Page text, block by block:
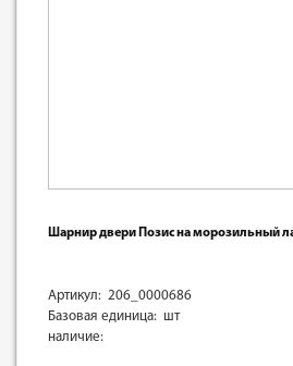
Шарнир двери Позис на морозильный
Артикул: 206_0000686
Базовая единица: шт
наличие: